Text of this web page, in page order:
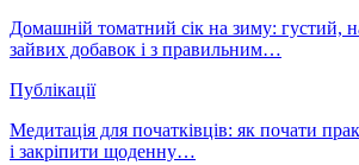
Домашній томатний сік на зиму: густий,
зайвих добавок і з правильним…
Публікації
Медитація для початківців: як почати
і закріпити щоденну…